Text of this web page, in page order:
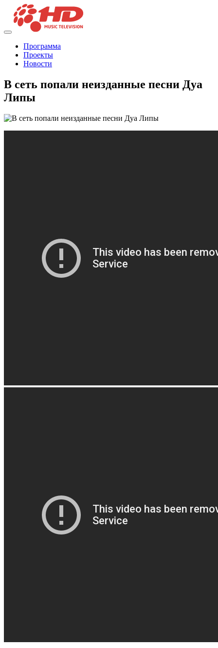
Программа
Проекты
Новости
В сеть попали неизданные песни Дуа
Липы